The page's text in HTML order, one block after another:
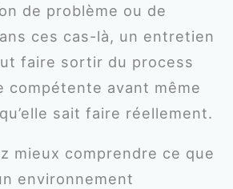
de problème ou de
ces cas-là, un entretien
faire sortir du process
compétente avant même
sait faire réellement.
mieux comprendre ce que
environnement